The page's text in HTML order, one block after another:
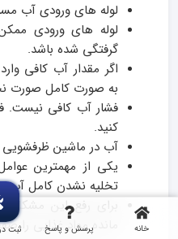
خانه پرسش و پاسخ ثبت
لوله های ورودی آب
لوله های ورودی
گرفتگی شده باشد.
اگر مقدار آب کافی
به صورت کامل صورت
فشار آب کافی نیست.
کنید.
آب در ماشین
یکی از مهمترین
تخلیه نشدن کامل آب
برای رفع این مشکل
مانده مواد غذایی را